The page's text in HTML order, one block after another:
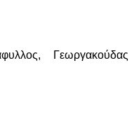
Γεωργακούδας